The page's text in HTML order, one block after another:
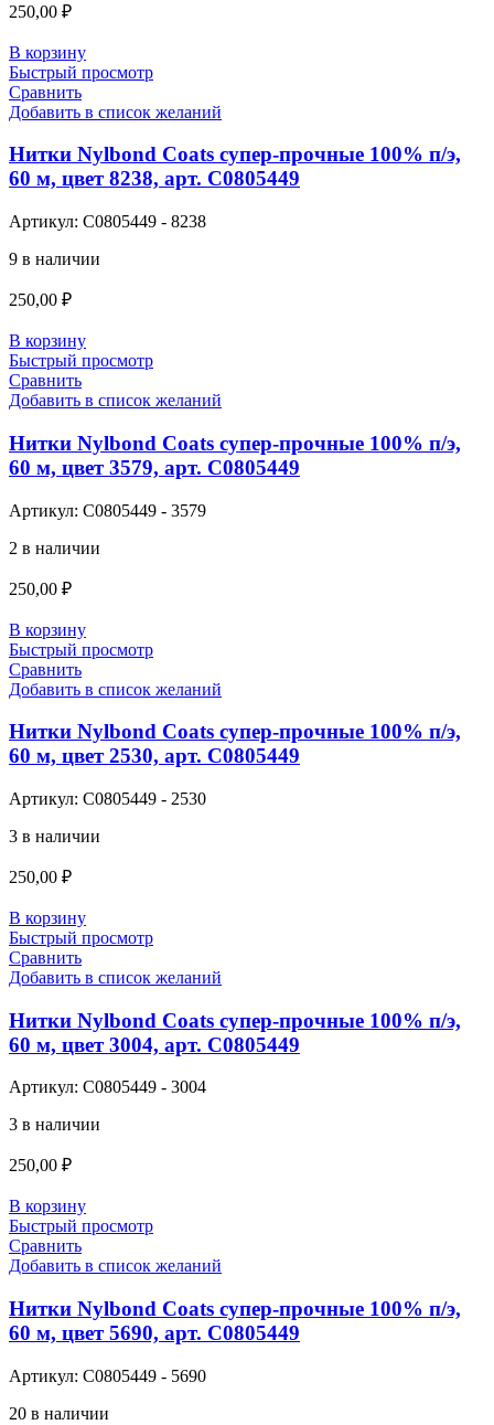
250,00 ₽
В корзину
Быстрый просмотр
Сравнить
Добавить в список желаний
Нитки Nylbond Coats супер-прочные 100% п/э,
60 м, цвет 8238, арт. С0805449
Артикул: С0805449 - 8238
9 в наличии
250,00 ₽
В корзину
Быстрый просмотр
Сравнить
Добавить в список желаний
Нитки Nylbond Coats супер-прочные 100% п/э,
60 м, цвет 3579, арт. С0805449
Артикул: С0805449 - 3579
2 в наличии
250,00 ₽
В корзину
Быстрый просмотр
Сравнить
Добавить в список желаний
Нитки Nylbond Coats супер-прочные 100% п/э,
60 м, цвет 2530, арт. С0805449
Артикул: С0805449 - 2530
3 в наличии
250,00 ₽
В корзину
Быстрый просмотр
Сравнить
Добавить в список желаний
Нитки Nylbond Coats супер-прочные 100% п/э,
60 м, цвет 3004, арт. С0805449
Артикул: С0805449 - 3004
3 в наличии
250,00 ₽
В корзину
Быстрый просмотр
Сравнить
Добавить в список желаний
Нитки Nylbond Coats супер-прочные 100% п/э,
60 м, цвет 5690, арт. С0805449
Артикул: С0805449 - 5690
20 в наличии